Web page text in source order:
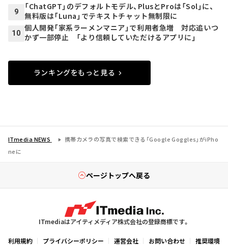
9
「ChatGPT」のデフォルトモデル、PlusとProは「Sol」に、
無料版は「Luna」でテキストチャット無制限に
10
個人開発「家系ラーメンマニア」で利用者急増 対応追いつ
かず一部停止 「より信頼していただけるアプリに」
ランキングをもっと見る
ITmedia NEWS
携帯カメラの写真で検索できる「Google Goggles」がiPho
neに
ページトップへ戻る
ITmediaはアイティメディア株式会社の登録商標です。
利用規約 プライバシーポリシー 運営会社 お問い合わせ 推奨環境